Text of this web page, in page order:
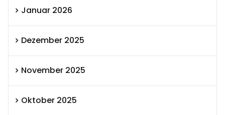
Januar 2026
Dezember 2025
November 2025
Oktober 2025